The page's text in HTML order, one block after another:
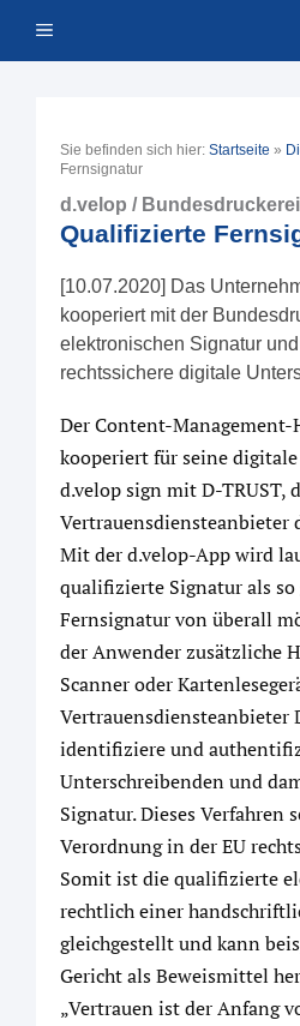
Inhalt Menü
Sie befinden sich hier: Startseite »
Fernsignatur
d.velop / Bundesdruckerei
Qualifizierte
[10.07.2020] Das
kooperiert mit der
elektronischen Signatur
rechtssichere digitale
Der Content-
kooperiert für seine
d.velop sign mit D-TRUST,
Vertrauensdiensteanbieter
Mit der d.velop-App wird
qualifizierte Signatur als
Fernsignatur von überall
der Anwender zusätzliche
Scanner oder
Vertrauensdiensteanbieter
identifiziere und
Unterschreibenden und
Signatur. Dieses Verfahren
Verordnung in der EU
Somit ist die qualifizierte
rechtlich einer
gleichgestellt und kann
Gericht als Beweismittel
„Vertrauen ist der Anfang